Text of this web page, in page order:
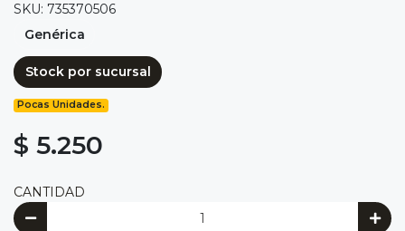
SKU: 735370506
Genérica
Stock por sucursal
Pocas Unidades.
$ 5.250
CANTIDAD